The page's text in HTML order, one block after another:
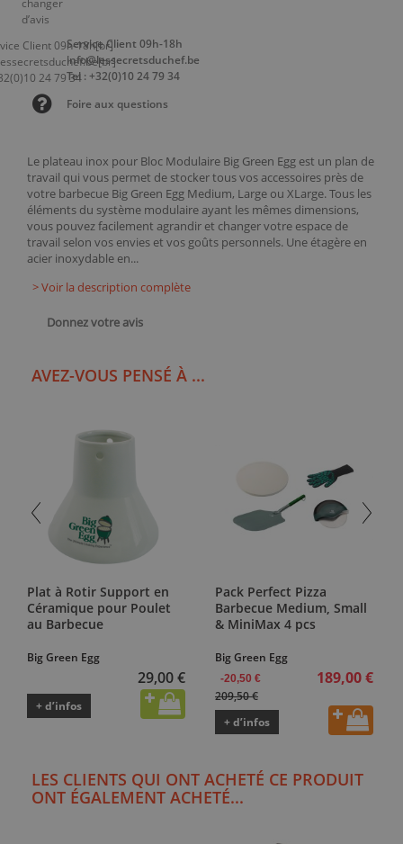
Le plateau inox pour Bloc Modulaire Big Green Egg est un plan de
travail qui vous permet de stocker tous vos accessoires près de
votre barbecue Big Green Egg Medium, Large ou XLarge. Tous les
éléments du système modulaire ayant les mêmes dimensions,
vous pouvez facilement agrandir et changer votre espace de
travail selon vos envies et vos goûts personnels. Une étagère en
acier inoxydable en...
> Voir la description complète
Donnez votre avis
Service Client 09h-18h
info@lessecretsduchef.be
Tel : +32(0)10 24 79 34
Foire aux questions
AVEZ-VOUS PENSÉ À ...
Plat à Rotir Support en
Céramique pour Poulet
au Barbecue
Big Green Egg
29,00 €
+ d’infos
Pack Perfect Pizza
Barbecue Medium, Small
& MiniMax 4 pcs
Big Green Egg
-20,50 €
209,50 €
189,00 €
+ d’infos
LES CLIENTS QUI ONT ACHETÉ CE PRODUIT
ONT ÉGALEMENT ACHETÉ...